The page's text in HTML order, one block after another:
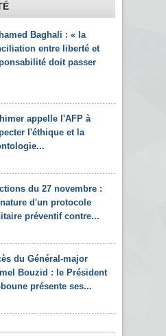
Baghali : « la
entre liberté et
doit passer
appelle l'AFP à
l'éthique et la
du 27 novembre :
d'un protocole
préventif contre...
du Général-major
Bouzid : le Président
présente ses...